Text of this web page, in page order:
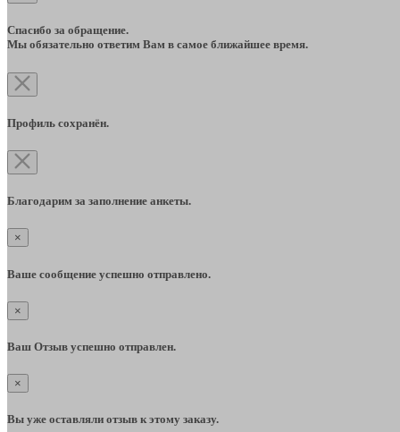
Спасибо за обращение.
Мы обязательно ответим Вам в самое ближайшее время.
Профиль сохранён.
Благодарим за заполнение анкеты.
×
Ваше сообщение успешно отправлено.
×
Ваш Отзыв успешно отправлен.
×
Вы уже оставляли отзыв к этому заказу.